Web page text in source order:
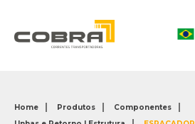
Home Produtos
Componentes